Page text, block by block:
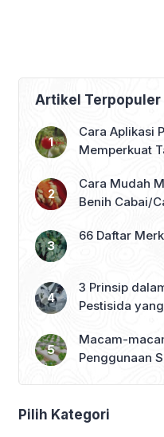
Artikel Terpopuler
Cara Aplikasi
Memperkuat
Cara Mudah
Benih Cabai/
66 Daftar
3 Prinsip
Pestisida
Macam-
Penggunaan
Pilih Kategori